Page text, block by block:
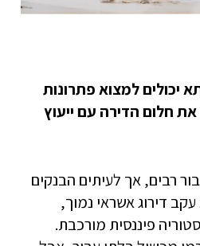
יכולים למצוא פתרונות
את חלום הדירה עם ייעוץ
רבים, אך לעיתים הבנקים
דירוג אשראי נמוך,
פיננסית מורכבת.